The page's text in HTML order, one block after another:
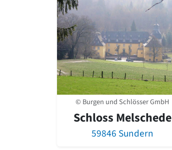
© Burgen und Schlösser GmbH
Schloss Melschede
59846 Sundern